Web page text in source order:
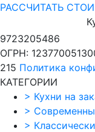
РАССЧИТАТЬ
9723205486
ОГРН:
215 Политика
КАТЕГОРИИ
> Кухни на
>
>